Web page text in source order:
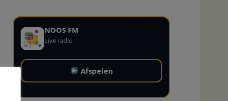
NOOS FM
Live radio
Afspelen